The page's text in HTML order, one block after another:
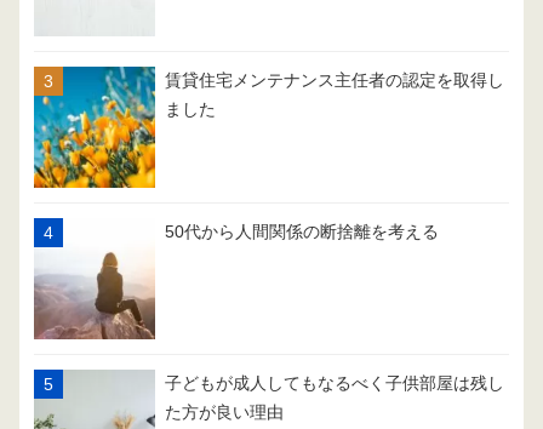
賃貸住宅メンテナンス主任者の認定を取得し
ました
50代から人間関係の断捨離を考える
子どもが成人してもなるべく子供部屋は残し
た方が良い理由